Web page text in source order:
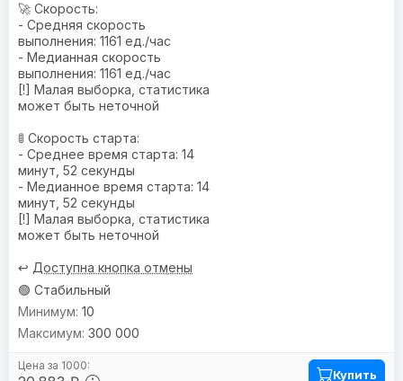
🚀 Скорость:
- Средняя скорость
выполнения: 1161 ед./час
- Медианная скорость
выполнения: 1161 ед./час
[!] Малая выборка, статистика
может быть неточной
🚦 Скорость старта:
- Среднее время старта: 14
минут, 52 секунды
- Медианное время старта: 14
минут, 52 секунды
[!] Малая выборка, статистика
может быть неточной
↩️ Доступна кнопка отмены
🟢 Стабильный
10
300 000
Купить